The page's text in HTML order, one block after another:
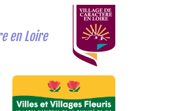
en Loire